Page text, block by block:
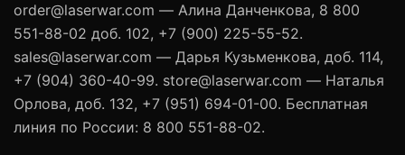
order@laserwar.com — Алина Данченкова, 8 800
551-88-02 доб. 102, +7 (900) 225-55-52.
sales@laserwar.com — Дарья Кузьменкова, доб. 114,
+7 (904) 360-40-99. store@laserwar.com — Наталья
Орлова, доб. 132, +7 (951) 694-01-00. Бесплатная
линия по России: 8 800 551-88-02.